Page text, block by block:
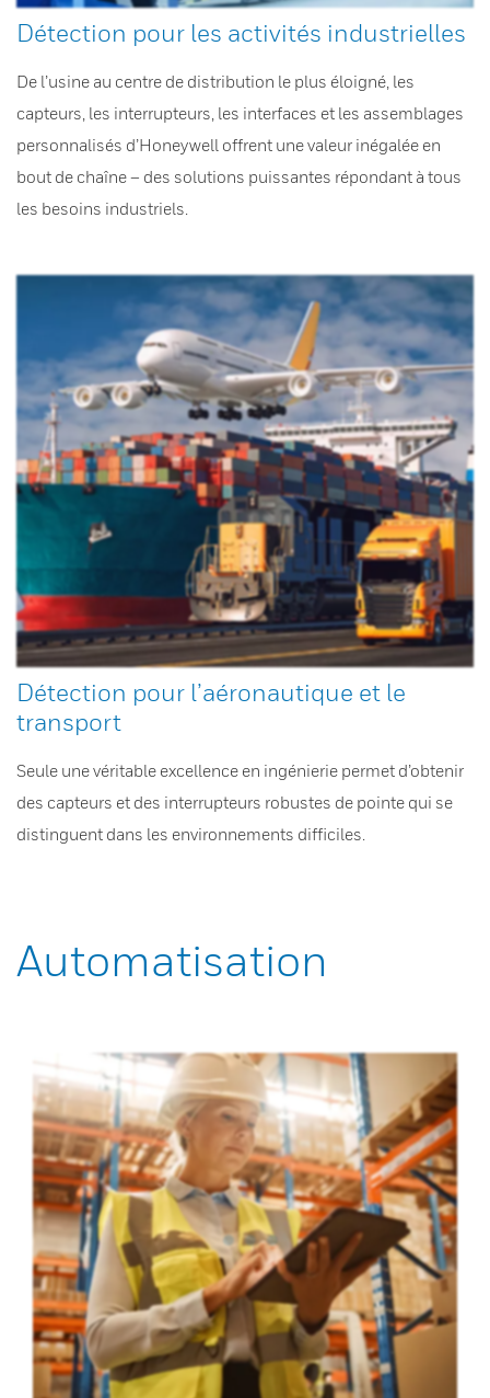
Détection pour les activités industrielles
De l’usine au centre de distribution le plus éloigné, les
capteurs, les interrupteurs, les interfaces et les assemblages
personnalisés d’Honeywell offrent une valeur inégalée en
bout de chaîne – des solutions puissantes répondant à tous
les besoins industriels.
Détection pour l’aéronautique et le
transport
Seule une véritable excellence en ingénierie permet d’obtenir
des capteurs et des interrupteurs robustes de pointe qui se
distinguent dans les environnements difficiles.
Automatisation